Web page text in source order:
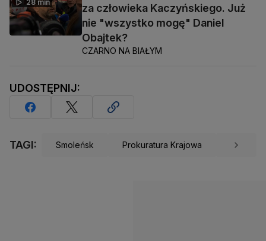
28 min
za człowieka Kaczyńskiego. Już
nie "wszystko mogę" Daniel
Obajtek?
CZARNO NA BIAŁYM
UDOSTĘPNIJ:
TAGI: Smoleńsk Prokuratura Krajowa